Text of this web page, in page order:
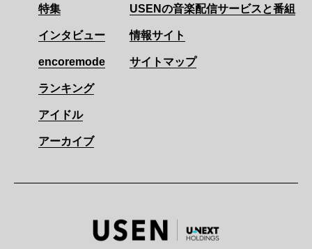
特集
インタビュー
encoremode
ランキング
アイドル
アーカイブ
USENの音楽配信サービスと番組
情報サイト
サイトマップ